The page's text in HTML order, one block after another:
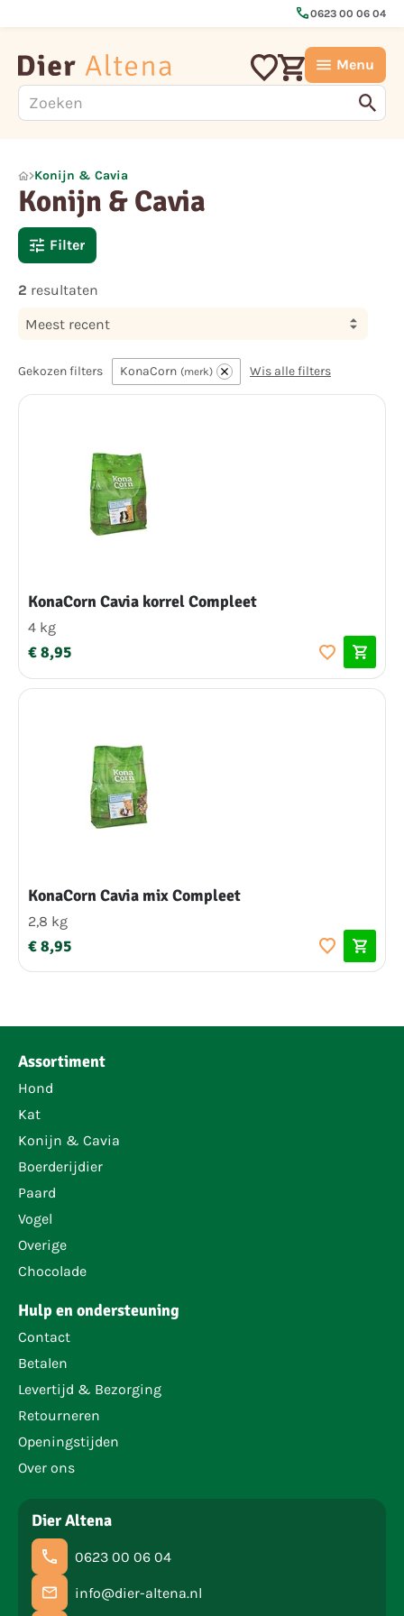
call0623 00 06 04
Menu
Konijn & Cavia
Konijn & Cavia
Filter
2 resultaten
Meest recent
Gekozen filters KonaCorn merk Wis alle filters
KonaCorn Cavia korrel Compleet
4 kg
€ 8,95
KonaCorn Cavia mix Compleet
2,8 kg
€ 8,95
Assortiment
Hond
Kat
Konijn & Cavia
Boerderijdier
Paard
Vogel
Overige
Chocolade
Hulp en ondersteuning
Contact
Betalen
Levertijd & Bezorging
Retourneren
Openingstijden
Over ons
Dier Altena
0623 00 06 04
info@dier-altena.nl